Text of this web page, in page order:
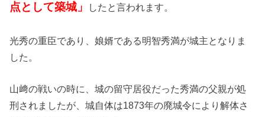
点として築城」
したと言われます。
光秀の重臣であり、娘婿である明智秀満が城主となりま
した。
山﨑の戦いの時に、城の留守居役だった秀満の父親が処
刑されましたが、城自体は1873年の廃城令により解体さ